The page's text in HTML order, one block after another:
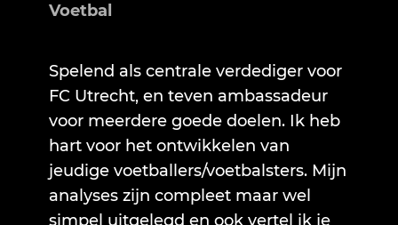
Voetbal
Spelend als centrale verdediger voor
FC Utrecht, en teven ambassadeur
voor meerdere goede doelen. Ik heb
hart voor het ontwikkelen van
jeudige voetballers/voetbalsters. Mijn
analyses zijn compleet maar wel
simpel uitgelegd en ook vertel ik je